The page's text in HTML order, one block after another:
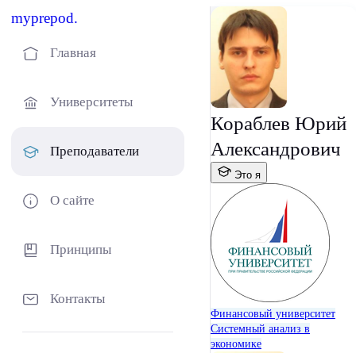
myprepod.
Главная
Университеты
Преподаватели
О сайте
Принципы
Контакты
Кораблев Юрий
Александрович
Это я
Финансовый университет
Системный анализ в
экономике